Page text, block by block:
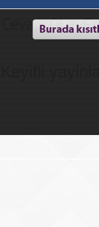
Cevap:
Keyifli